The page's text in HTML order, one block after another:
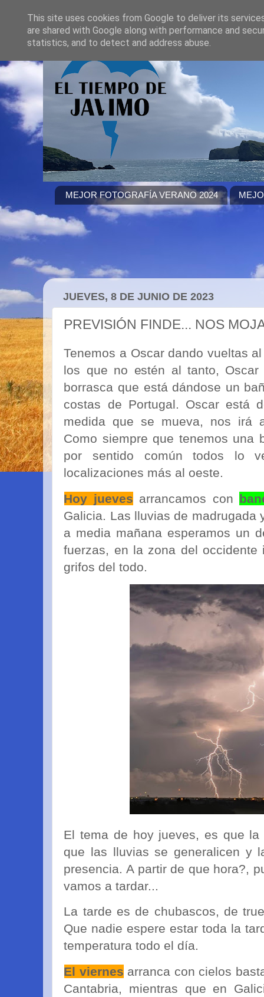
MEJOR FOTOGRAFÍA VERANO 2024
JUEVES, 8 DE JUNIO DE 2023
PREVISIÓN FINDE... NOS
Tenemos a Oscar dando vueltas
los que no estén al tanto,
borrasca que está dándose un
costas de Portugal. Oscar está
medida que se mueva, nos irá
Como siempre que tenemos una
por sentido común todos lo
localizaciones más al oeste.
Hoy jueves arrancamos con
Galicia. Las lluvias de madrugada
a media mañana esperamos un
fuerzas, en la zona del
grifos del todo.
El tema de hoy jueves, es que
que las lluvias se generalicen y
presencia. A partir de que hora?,
vamos a tardar...
La tarde es de chubascos, de
Que nadie espere estar toda la
temperatura todo el día.
El viernes arranca con cielos
Cantabria, mientras que en
This site uses cookies from Google to deliver its
are shared with Google along with performance and
statistics, and to detect and address abuse.